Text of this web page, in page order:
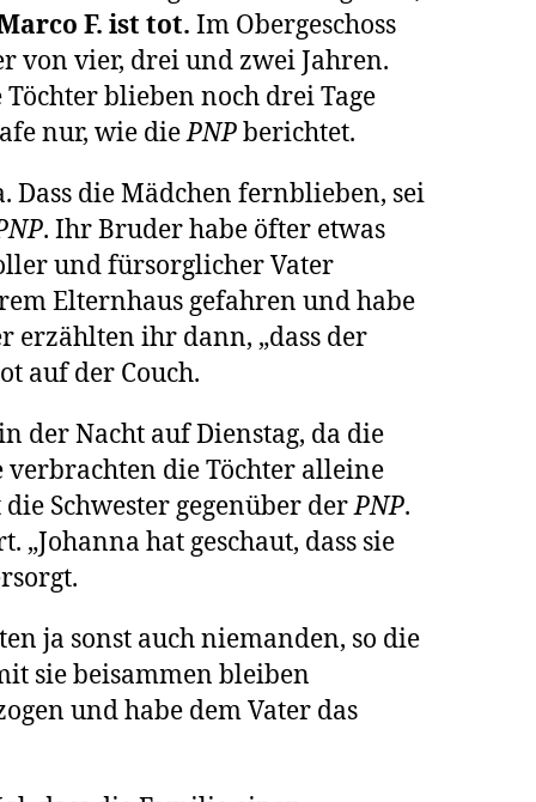
F. ist tot. Im Obergeschoss
von vier, drei und zwei Jahren.
blieben noch drei Tage
nur, wie diePNPberichtet.
die Mädchen fernblieben, sei
. Ihr Bruder habe öfter etwas
und fürsorglicher Vater
Elternhaus gefahren und habe
erzählten ihr dann, „dass der
auf der Couch.
der Nacht auf Dienstag, da die
verbrachten die Töchter alleine
Schwester gegenüber derPNP.
hat geschaut, dass sie
ja sonst auch niemanden, so die
sie beisammen bleiben
und habe dem Vater das